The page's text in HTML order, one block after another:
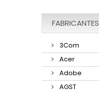
FABRICANTES
3Com
Acer
Adobe
AGST